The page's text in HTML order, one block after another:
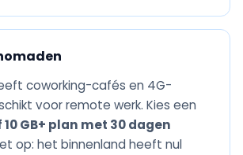
coworking-cafés en 4G-
voor remote werk. Kies een
GB+ plan met 30 dagen
op: het binnenland heeft nul